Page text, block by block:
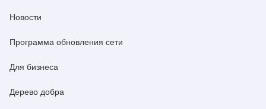
Новости
Программа обновления сети
Для бизнеса
Дерево добра